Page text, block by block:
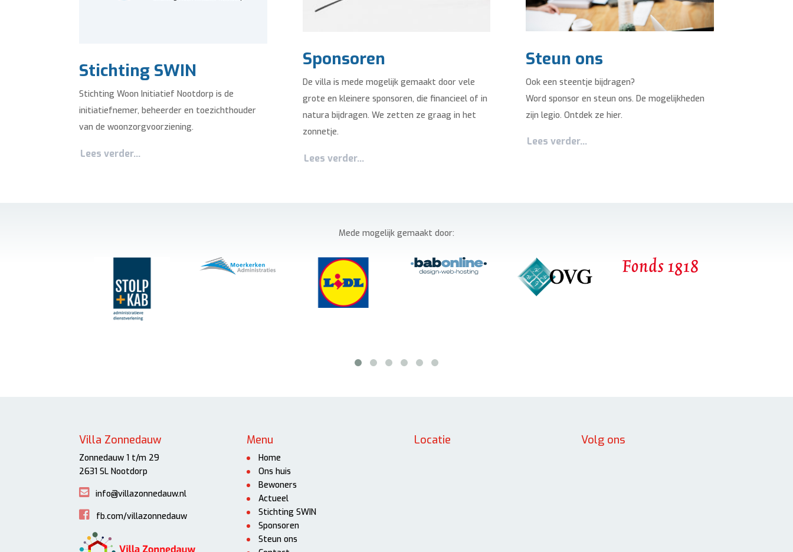
Stichting SWIN
Stichting Woon Initiatief Nootdorp is de
initiatief­nemer, beheerder en toezichthouder
van de woonzorg­voorziening.
Lees verder...
Sponsoren
De villa is mede mogelijk gemaakt door vele
grote en kleinere sponsoren, die financieel of in
natura bijdragen. We zetten ze graag in het
zonnetje.
Lees verder...
Steun ons
Ook een steentje bijdragen?
Word sponsor en steun ons. De mogelijkheden
zijn legio. Ontdek ze hier.
Lees verder...
Mede mogelijk gemaakt door:
Villa Zonnedauw
Zonnedauw 1 t/m 29
2631 SL Nootdorp
info@villazonnedauw.nl
fb.com/villazonnedauw
Menu
Home
Ons huis
Bewoners
Actueel
Stichting SWIN
Sponsoren
Steun ons
Locatie Volg ons